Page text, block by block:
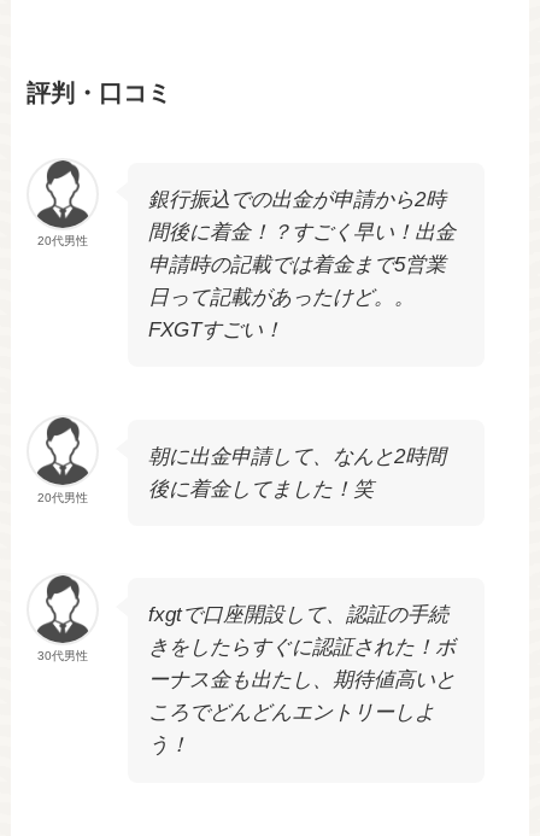
評判・口コミ
20代男性
銀行振込での出金が申請から2時
間後に着金！？すごく早い！出金
申請時の記載では着金まで5営業
日って記載があったけど。。
FXGTすごい！
20代男性
朝に出金申請して、なんと2時間
後に着金してました！笑
30代男性
fxgtで口座開設して、認証の手続
きをしたらすぐに認証された！ボ
ーナス金も出たし、期待値高いと
ころでどんどんエントリーしよ
う！